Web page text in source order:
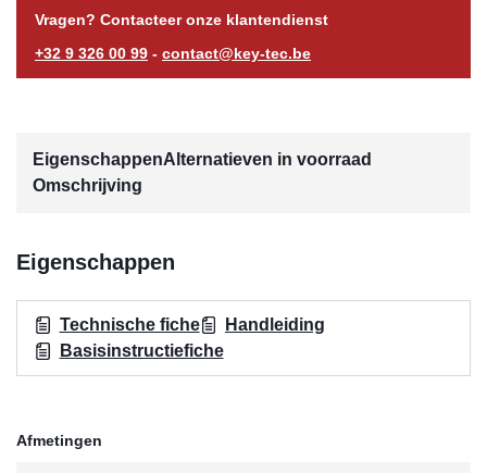
Vragen? Contacteer onze klantendienst
+32 9 326 00 99 - contact@key-tec.be
EigenschappenAlternatieven in voorraad
Omschrijving
Eigenschappen
Technische fiche
Handleiding
Basisinstructiefiche
Afmetingen